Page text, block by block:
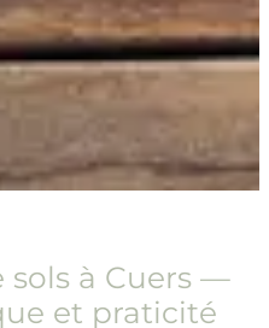
sols à Cuers —
et praticité